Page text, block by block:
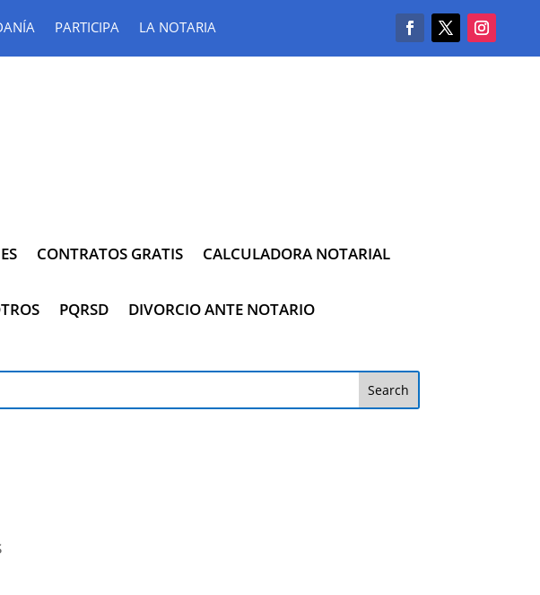
PARTICIPA LA NOTARIA
CONTRATOS GRATIS CALCULADORA NOTARIAL
PQRSD DIVORCIO ANTE NOTARIO